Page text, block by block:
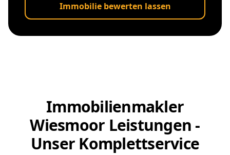
Immobilie bewerten lassen
Immobilienmakler
Wiesmoor Leistungen -
Unser Komplettservice